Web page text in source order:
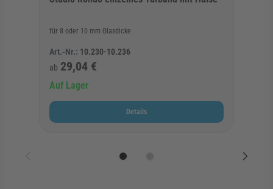
für 8 oder 10 mm Glasdicke
Art.-Nr.: 10.230-10.236
ab 29,04 €
Auf Lager
Details